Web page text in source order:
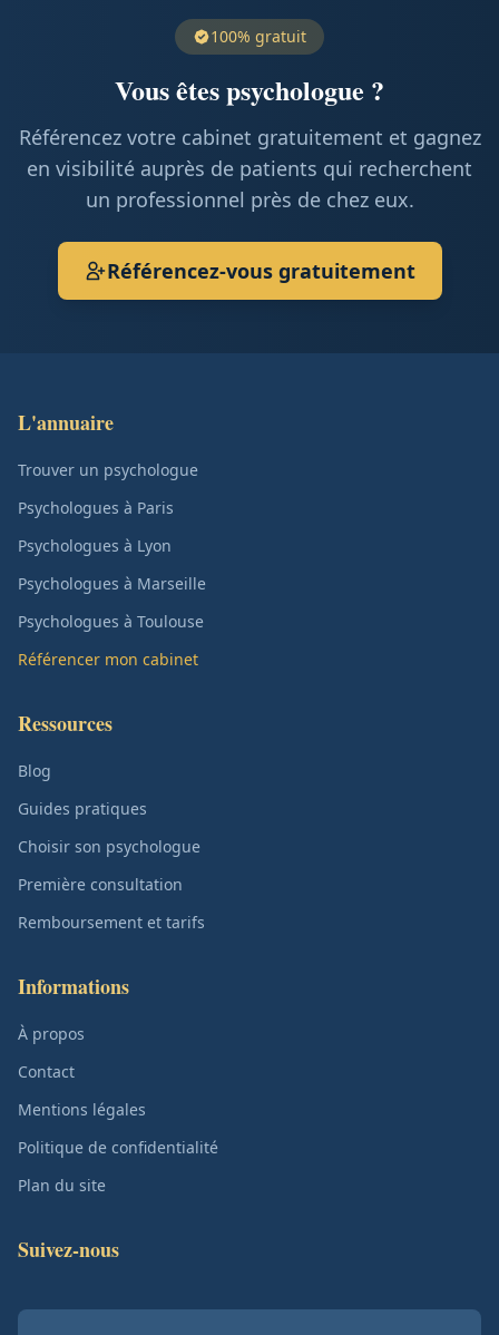
100% gratuit
Vous êtes psychologue ?
Référencez votre cabinet gratuitement et gagnez
en visibilité auprès de patients qui recherchent
un professionnel près de chez eux.
Référencez-vous gratuitement
L'annuaire
Trouver un psychologue
Psychologues à Paris
Psychologues à Lyon
Psychologues à Marseille
Psychologues à Toulouse
Référencer mon cabinet
Ressources
Blog
Guides pratiques
Choisir son psychologue
Première consultation
Remboursement et tarifs
Informations
À propos
Contact
Mentions légales
Politique de confidentialité
Plan du site
Suivez-nous